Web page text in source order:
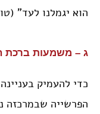
הוא יגמלנו לעד”
ג – משמעות ברכת
כדי להעמיק
הפרשייה שבמרכזה